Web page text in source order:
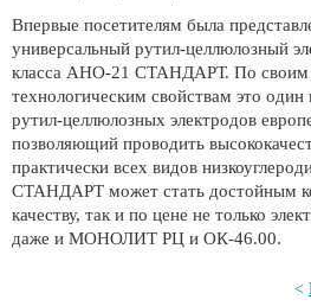
Впервые посетителям была
универсальный рутил-целлюлозный
класса АНО-21 СТАНДАРТ. По своим
технологическим свойствам это
рутил-целлюлозных электродов
позволяющий проводить
практически всех видов
СТАНДАРТ может стать достойным
качеству, так и по цене не только
даже и МОНОЛИТ РЦ и ОК-46.00.
<